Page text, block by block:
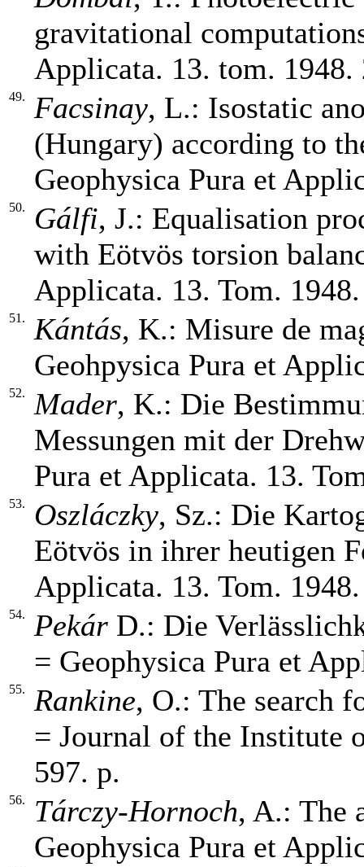
gravitational
Applicata. 13. tom. 1948.
49. Facsinay, L.: Isostatic
(Hungary) according to
Geophysica Pura et
50. Gálfi, J.: Equalisation
with Eötvös torsion
Applicata. 13. Tom.
51. Kántás, K.: Misure de
Geohpysica Pura et
52. Mader, K.: Die
Messungen mit der
Pura et Applicata. 13.
53. Oszláczky, Sz.: Die
Eötvös in ihrer heutigen
Applicata. 13. Tom.
54. Pekár D.: Die
= Geophysica Pura et
55. Rankine, O.: The search
= Journal of the Institute
597. p.
56. Tárczy-Hornoch, A.: The
Geophysica Pura et